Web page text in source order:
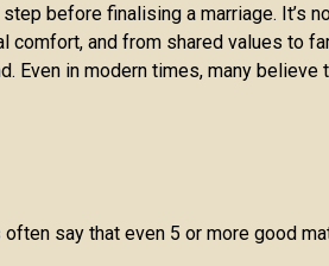
finalising a marriage. It’s
and from shared values to
in modern times, many believe
say that even 5 or more good